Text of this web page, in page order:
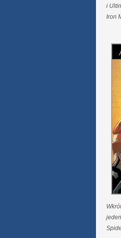
i
Iron